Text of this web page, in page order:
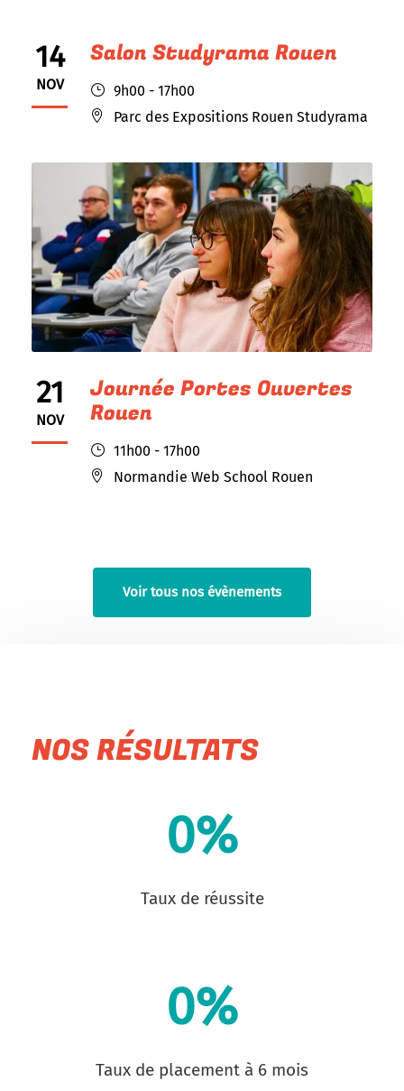
14
NOV
Salon Studyrama Rouen
9h00 - 17h00
Parc des Expositions Rouen Studyrama
21
NOV
Journée Portes Ouvertes
Rouen
11h00 - 17h00
Normandie Web School Rouen
Voir tous nos évènements
NOS RÉSULTATS
0%
Taux de réussite
0%
Taux de placement à 6 mois